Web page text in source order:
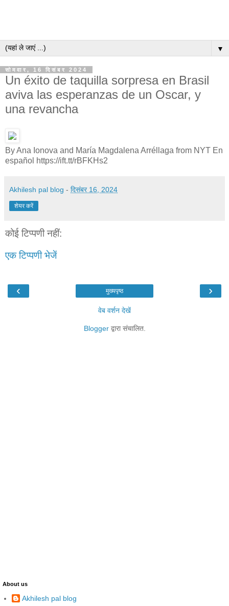
▼
सोमवार, 16 दिसंबर 2024
Un éxito de taquilla sorpresa en Brasil
aviva las esperanzas de un Oscar, y
una revancha
By Ana Ionova and María Magdalena Arréllaga from NYT En
español https://ift.tt/rBFKHs2
Akhilesh pal blog - दिसंबर 16, 2024
शेयर करें
कोई टिप्पणी नहीं:
एक टिप्पणी भेजें
‹ ›
मुख्यपृष्ठ
वेब वर्शन देखें
Bloggerद्वारा संचालित.
About us
Akhilesh pal blog